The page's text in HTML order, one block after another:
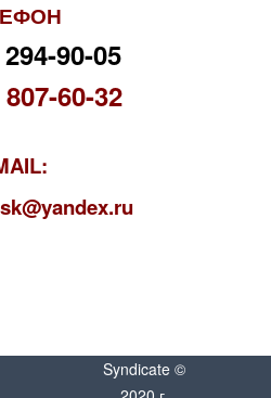
90-05
60-32
Syndicate ©